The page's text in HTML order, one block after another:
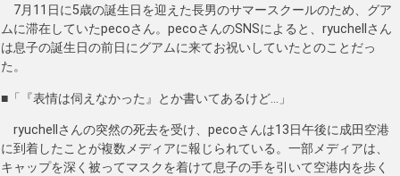
7月11日に5歳の誕生日を迎えた長男のサマースクールのため、グア
ムに滞在していたpecoさん。pecoさんのSNSによると、ryuchellさん
は息子の誕生日の前日にグアムに来てお祝いしていたとのことだっ
た。
■「『表情は伺えなかった』とか書いてあるけど…」
ryuchellさんの突然の死去を受け、pecoさんは13日午後に成田空港
に到着したことが複数メディアに報じられている。一部メディアは、
キャップを深く被ってマスクを着けて息子の手を引いて空港内を歩く